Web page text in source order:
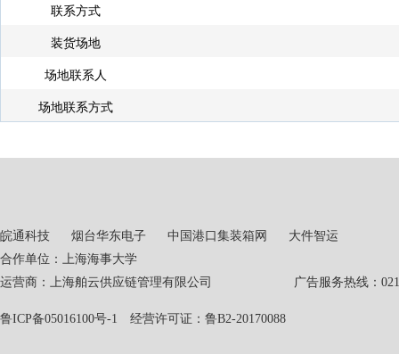
联系方式
装货场地
场地联系人
场地联系方式
皖通科技 烟台华东电子 中国港口集装箱网
大件智运
合作单位：上海海事大学
运营商：上海舶云供应链管理有限公司 广告服务热线：021-
鲁ICP备05016100号-1 经营许可证：鲁B2-20170088